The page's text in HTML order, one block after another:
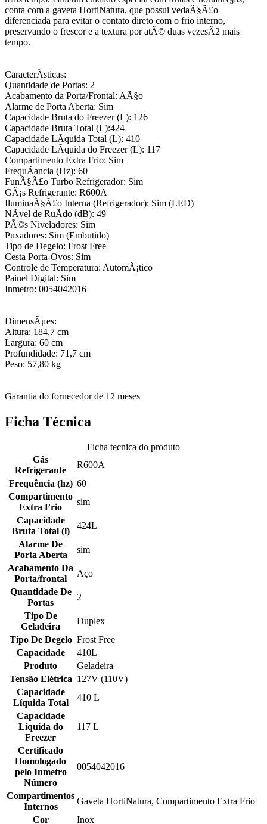
conta com a gaveta HortiNatura, que possui vedaÃ§Ã£o
diferenciada para evitar o contato direto com o frio interno,
preservando o frescor e a textura por atÃ© duas vezesÂ2 mais
tempo.
CaracterÃ­sticas:
Quantidade de Portas: 2
Acabamento da Porta/Frontal: AÃ§o
Alarme de Porta Aberta: Sim
Capacidade Bruta do Freezer (L): 126
Capacidade Bruta Total (L):424
Capacidade LÃ­quida Total (L): 410
Capacidade LÃ­quida do Freezer (L): 117
Compartimento Extra Frio: Sim
FrequÃancia (Hz): 60
FunÃ§Ã£o Turbo Refrigerador: Sim
GÃ¡s Refrigerante: R600A
IluminaÃ§Ã£o Interna (Refrigerador): Sim (LED)
NÃ­vel de RuÃ­do (dB): 49
PÃ©s Niveladores: Sim
Puxadores: Sim (Embutido)
Tipo de Degelo: Frost Free
Cesta Porta-Ovos: Sim
Controle de Temperatura: AutomÃ¡tico
Painel Digital: Sim
Inmetro: 0054042016
DimensÃμes:
Altura: 184,7 cm
Largura: 60 cm
Profundidade: 71,7 cm
Peso: 57,80 kg
Garantia do fornecedor de 12 meses
Ficha Técnica
Ficha tecnica do produto
Gás
Refrigerante
R600A
Frequência (hz) 60
Compartimento
Extra Frio
sim
Capacidade
Bruta Total (l)
424L
Alarme De
Porta Aberta
sim
Acabamento Da
Porta/frontal
Aço
Quantidade De
Portas
2
Tipo De
Geladeira
Duplex
Tipo De Degelo Frost Free
Capacidade
410L
Produto
Geladeira
Tensão Elétrica 127V (110V)
Capacidade
Líquida Total
410 L
Capacidade
Líquida do
Freezer
117 L
Certificado
Homologado
pelo Inmetro
Número
0054042016
Compartimentos
Internos
Gaveta HortiNatura, Compartimento Extra Frio
Cor
Inox